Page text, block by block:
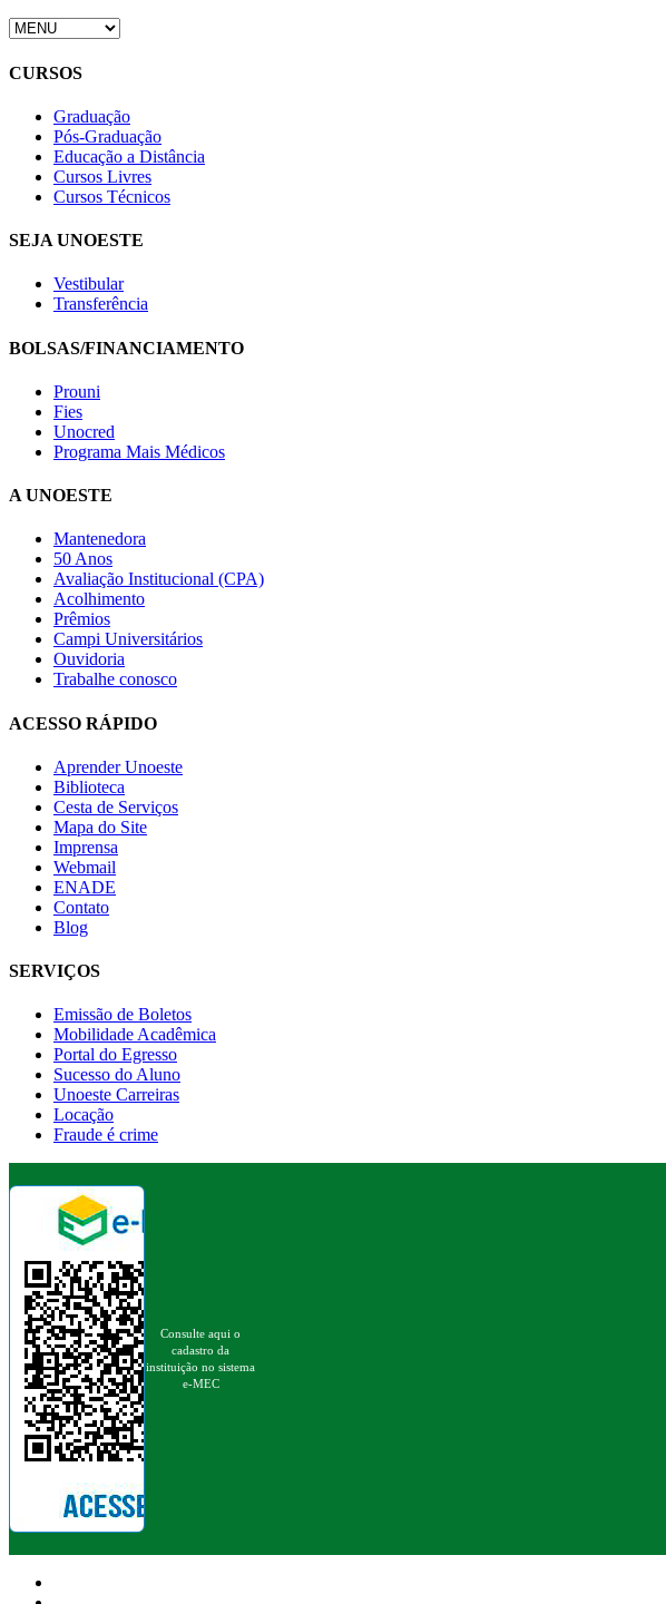
CURSOS
Graduação
Pós-Graduação
Educação a Distância
Cursos Livres
Cursos Técnicos
SEJA UNOESTE
Vestibular
Transferência
BOLSAS/FINANCIAMENTO
Prouni
Fies
Unocred
Programa Mais Médicos
A UNOESTE
Mantenedora
50 Anos
Avaliação Institucional (CPA)
Acolhimento
Prêmios
Campi Universitários
Ouvidoria
Trabalhe conosco
ACESSO RÁPIDO
Aprender Unoeste
Biblioteca
Cesta de Serviços
Mapa do Site
Imprensa
Webmail
ENADE
Contato
Blog
SERVIÇOS
Emissão de Boletos
Mobilidade Acadêmica
Portal do Egresso
Sucesso do Aluno
Unoeste Carreiras
Locação
Fraude é crime
Consulte aqui o
cadastro da
instituição no sistema
e-MEC